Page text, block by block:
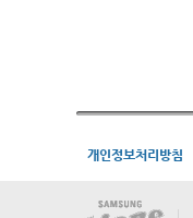
개인정보처리방침